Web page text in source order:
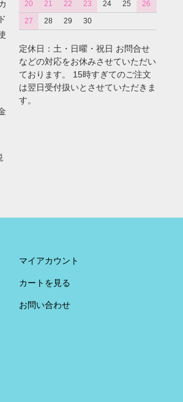
20
21 22 23 24 25
26
27
28 29 30
定休日：土・日曜・祝日 お問合せ
などの対応をお休みさせていただい
ております。 15時すぎてのご注文
は翌日受付扱いとさせていただきま
す。
マイアカウント
カートを見る
お問い合わせ